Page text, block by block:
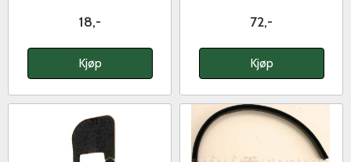
18,-
Kjøp
72,-
Kjøp